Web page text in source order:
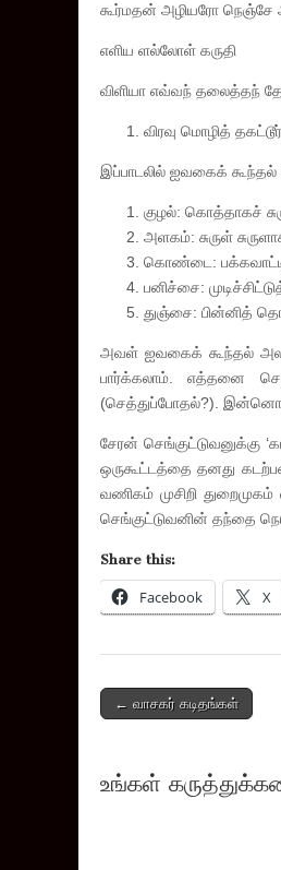
கூர்மதன் அழியரோ நெஞ்சே
எளிய ளல்லோள் கருதி
விளியா எவ்வந் தலைத்தந்
விரவு மொழித்
இப்பாடலில் ஐவகைக் கூந்தல்
குழல்: கொத்தாகச்
அளகம்: சுருள்
கொண்டை:
பனிச்சை:
துஞ்சை: பின்னித்
அவள் ஐவகைக் கூந்தல்
பார்க்கலாம். எத்தனை
(செத்துப்போதல்?).
சேரன் செங்குட்டுவனுக்கு
ஒருகூட்டத்தை தனது
வணிகம் முசிறி
செங்குட்டுவனின் தந்தை
Share this:
Facebook X
Post
← வாசகர் கடிதங்கள்
உங்கள்